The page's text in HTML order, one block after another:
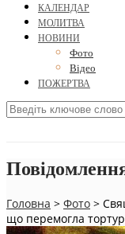
КАЛЕНДАР
МОЛИТВА
НОВИНИ
Фото
Відео
ПОЖЕРТВА
Головна > Фото >
що перемогла